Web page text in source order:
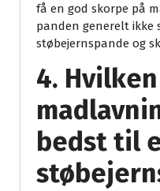
få en god skorpe på
panden generelt ikke
støbejernspande og
4.
bedst til